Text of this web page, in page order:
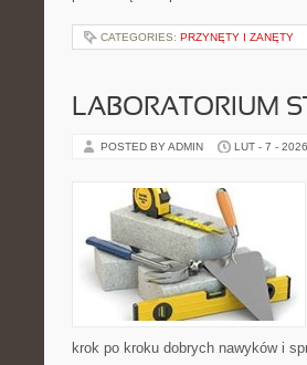
CATEGORIES: PRZYNĘTY I ZANĘTY
LABORATORIUM
POSTED BY ADMIN LUT - 7 - 2026
krok po kroku dobrych nawyków i